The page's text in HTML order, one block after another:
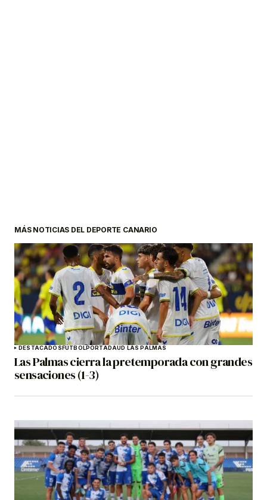
MÁS NOTICIAS DEL DEPORTE CANARIO
DESTACADOSFÚTBOLPORTADAUD LAS PALMAS
Las Palmas cierra la pretemporada con grandes
sensaciones (1-3)